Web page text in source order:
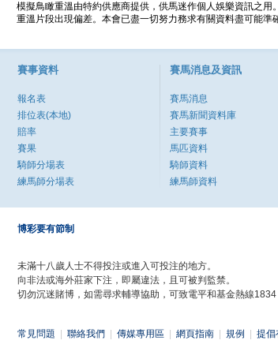
模擬鳥瞰重溫由特約供應商提供，供馬迷作個人娛樂資訊之
重溫片段出現偏差。本會已盡一切努力務求有關資料盡可能準
賽事資料
報名表
排位表(本地)
賠率
賽果
騎師分場表
練馬師分場表
賽馬消息及資訊
賽馬消息
賽馬新聞資料庫
主要賽事
馬匹資料
騎師資料
練馬師資料
博彩要有節制
未滿十八歲人士不得投注或進入可投注的地方。
向非法或海外莊家下注，即屬違法，且可被判監禁。
切勿沉迷賭博，如需尋求輔導協助，可致電平和基金熱線1834
常見問題 聯絡我們 傳媒專用區 網頁指南 規例 提倡